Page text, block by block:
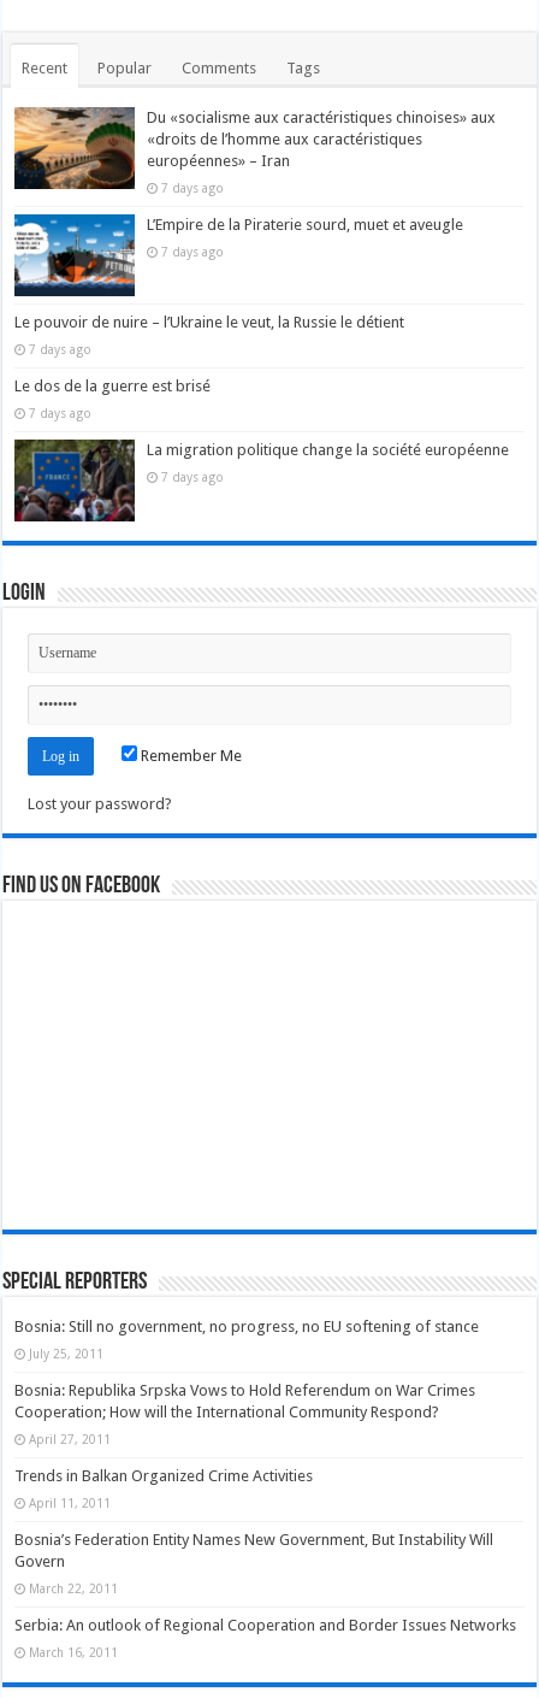
Recent Popular Comments Tags
Du «socialisme aux caractéristiques chinoises» aux
«droits de l’homme aux caractéristiques
européennes» – Iran
7 days ago
L’Empire de la Piraterie sourd, muet et aveugle
7 days ago
Le pouvoir de nuire – l’Ukraine le veut, la Russie le détient
7 days ago
Le dos de la guerre est brisé
7 days ago
La migration politique change la société européenne
7 days ago
Login
Remember Me
Lost your password?
Find us on Facebook
Special Reporters
Bosnia: Still no government, no progress, no EU softening of stance
July 25, 2011
Bosnia: Republika Srpska Vows to Hold Referendum on War Crimes
Cooperation; How will the International Community Respond?
April 27, 2011
Trends in Balkan Organized Crime Activities
April 11, 2011
Bosnia’s Federation Entity Names New Government, But Instability Will
Govern
March 22, 2011
Serbia: An outlook of Regional Cooperation and Border Issues Networks
March 16, 2011